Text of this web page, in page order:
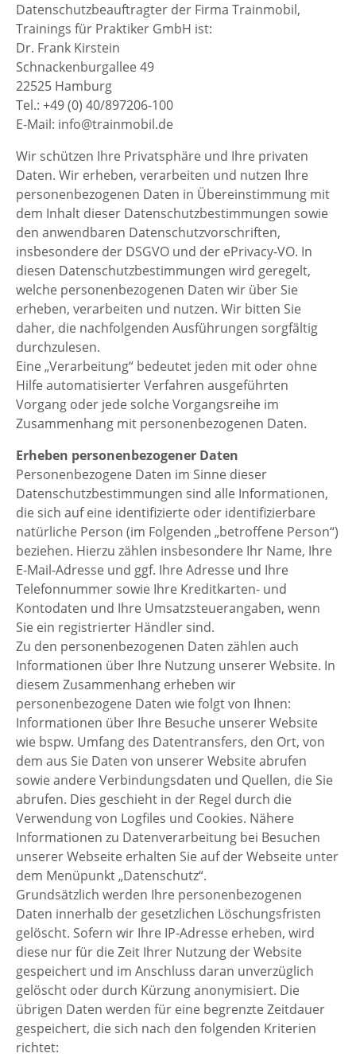
Datenschutzbeauftragter der Firma Trainmobil,
Trainings für Praktiker GmbH ist:
Dr. Frank Kirstein
Schnackenburgallee 49
22525 Hamburg
Tel.: +49 (0) 40/897206-100
E-Mail: info@trainmobil.de
Wir schützen Ihre Privatsphäre und Ihre privaten
Daten. Wir erheben, verarbeiten und nutzen Ihre
personenbezogenen Daten in Übereinstimmung mit
dem Inhalt dieser Datenschutzbestimmungen sowie
den anwendbaren Datenschutzvorschriften,
insbesondere der DSGVO und der ePrivacy-VO. In
diesen Datenschutzbestimmungen wird geregelt,
welche personenbezogenen Daten wir über Sie
erheben, verarbeiten und nutzen. Wir bitten Sie
daher, die nachfolgenden Ausführungen sorgfältig
durchzulesen.
Eine „Verarbeitung“ bedeutet jeden mit oder ohne
Hilfe automatisierter Verfahren ausgeführten
Vorgang oder jede solche Vorgangsreihe im
Zusammenhang mit personenbezogenen Daten.
Erheben personenbezogener Daten
Personenbezogene Daten im Sinne dieser
Datenschutzbestimmungen sind alle Informationen,
die sich auf eine identifizierte oder identifizierbare
natürliche Person (im Folgenden „betroffene Person“)
beziehen. Hierzu zählen insbesondere Ihr Name, Ihre
E-Mail-Adresse und ggf. Ihre Adresse und Ihre
Telefonnummer sowie Ihre Kreditkarten- und
Kontodaten und Ihre Umsatzsteuerangaben, wenn
Sie ein registrierter Händler sind.
Zu den personenbezogenen Daten zählen auch
Informationen über Ihre Nutzung unserer Website. In
diesem Zusammenhang erheben wir
personenbezogene Daten wie folgt von Ihnen:
Informationen über Ihre Besuche unserer Website
wie bspw. Umfang des Datentransfers, den Ort, von
dem aus Sie Daten von unserer Website abrufen
sowie andere Verbindungsdaten und Quellen, die Sie
abrufen. Dies geschieht in der Regel durch die
Verwendung von Logfiles und Cookies. Nähere
Informationen zu Datenverarbeitung bei Besuchen
unserer Webseite erhalten Sie auf der Webseite unter
dem Menüpunkt „Datenschutz“.
Grundsätzlich werden Ihre personenbezogenen
Daten innerhalb der gesetzlichen Löschungsfristen
gelöscht. Sofern wir Ihre IP-Adresse erheben, wird
diese nur für die Zeit Ihrer Nutzung der Website
gespeichert und im Anschluss daran unverzüglich
gelöscht oder durch Kürzung anonymisiert. Die
übrigen Daten werden für eine begrenzte Zeitdauer
gespeichert, die sich nach den folgenden Kriterien
richtet: